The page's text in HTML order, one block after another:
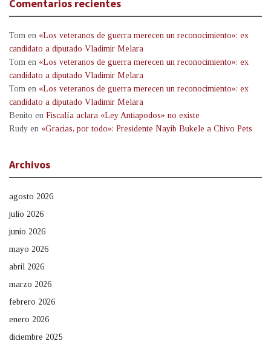
Comentarios recientes
Tom en «Los veteranos de guerra merecen un reconocimiento»: ex
candidato a diputado Vladimir Melara
Tom en «Los veteranos de guerra merecen un reconocimiento»: ex
candidato a diputado Vladimir Melara
Tom en «Los veteranos de guerra merecen un reconocimiento»: ex
candidato a diputado Vladimir Melara
Benito en Fiscalía aclara «Ley Antiapodos» no existe
Rudy en «Gracias, por todo»: Presidente Nayib Bukele a Chivo Pets
Archivos
agosto 2026
julio 2026
junio 2026
mayo 2026
abril 2026
marzo 2026
febrero 2026
enero 2026
diciembre 2025